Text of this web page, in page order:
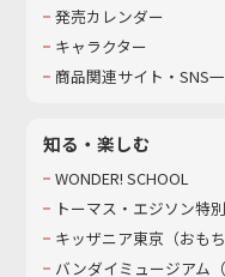
発売カレンダー
キャラクター
商品関連サイト・SNS
知る・楽しむ
WONDER! SCHOOL
トーマス・エジソン特
キッザニア東京（おも
バンダイミュージアム（